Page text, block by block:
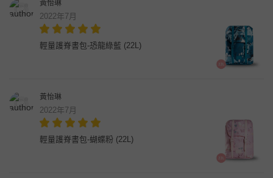
黃怡琳
2022年7月
輕量護脊書包-恐龍綠藍 (22L)
黃怡琳
2022年7月
輕量護脊書包-蝴蝶粉 (22L)